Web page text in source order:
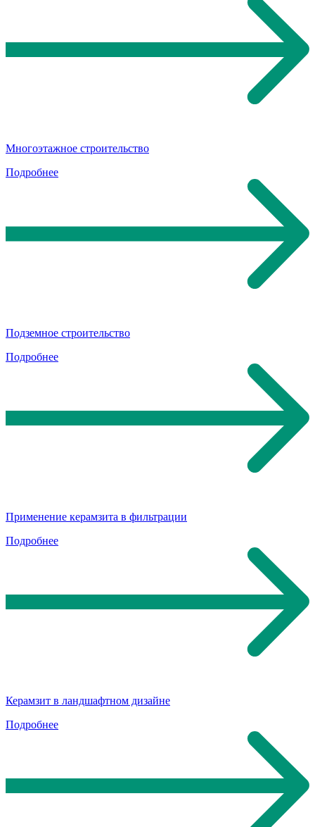
Многоэтажное строительство
Подробнее
Подземное строительство
Подробнее
Применение керамзита в фильтрации
Подробнее
Керамзит в ландшафтном дизайне
Подробнее